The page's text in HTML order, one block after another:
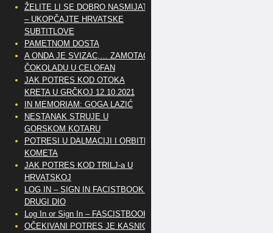
ŽELITE LI SE DOBRO NASMIJATI
– UKOPČAJTE HRVATSKE
SUBTITLOVE
PAMETNOM DOSTA
A ONDA JE SVIZAC,… ZAMOTAO
ČOKOLADU U CELOFAN
JAK POTRES KOD OTOKA
KRETA U GRČKOJ 12.10.2021
IN MEMORIAM: GOGA LAZIĆ
NESTANAK STRUJE U
GORSKOM KOTARU
POTRESI U DALMACIJI I ORBITE
KOMETA
JAK POTRES KOD TRILJ-a U
HRVATSKOJ
LOG IN – SIGN IN FACISTBOOK –
DRUGI DIO
Log In or Sign In – FASCISTBOOK
OČEKIVANI POTRES JE KASNIO